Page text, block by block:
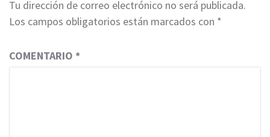
Tu dirección de correo electrónico no será publicada.
Los campos obligatorios están marcados con *
COMENTARIO *